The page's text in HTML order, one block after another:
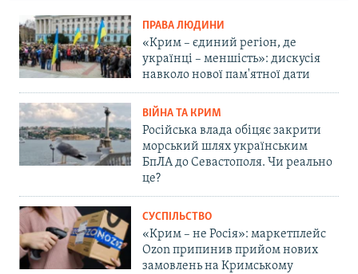
ПРАВА ЛЮДИНИ
«Крим – єдиний регіон, де
українці – меншість»: дискусія
навколо нової пам'ятної дати
ВІЙНА ТА КРИМ
Російська влада обіцяє закрити
морський шлях українським
БпЛА до Севастополя. Чи реально
це?
СУСПІЛЬСТВО
«Крим – не Росія»: маркетплейс
Ozon припинив прийом нових
замовлень на Кримському